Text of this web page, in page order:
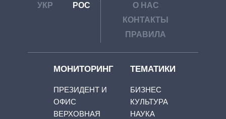
УКР РОС
О НАС
КОНТАКТЫ
ПРАВИЛА
МОНИТОРИНГ
ПРЕЗИДЕНТ И
ОФИС
ВЕРХОВНАЯ
ТЕМАТИКИ
БИЗНЕС
КУЛЬТУРА
НАУКА